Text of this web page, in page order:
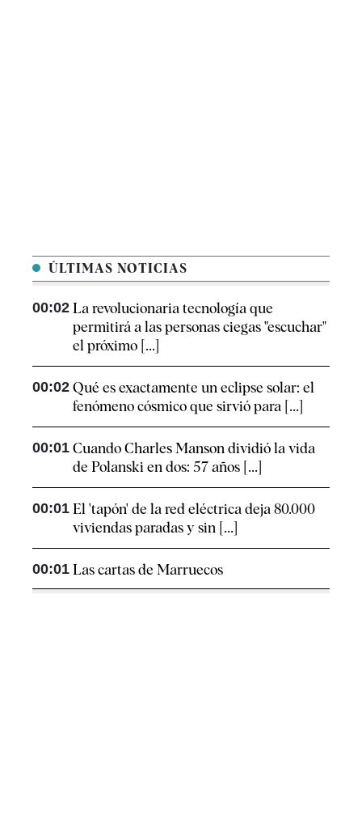
ÚLTIMAS NOTICIAS
00:02 La revolucionaria tecnología que
permitirá a las personas ciegas "escuchar"
el próximo [...]
00:02 Qué es exactamente un eclipse solar: el
fenómeno cósmico que sirvió para [...]
00:01 Cuando Charles Manson dividió la vida
de Polanski en dos: 57 años [...]
00:01 El 'tapón' de la red eléctrica deja 80.000
viviendas paradas y sin [...]
00:01 Las cartas de Marruecos